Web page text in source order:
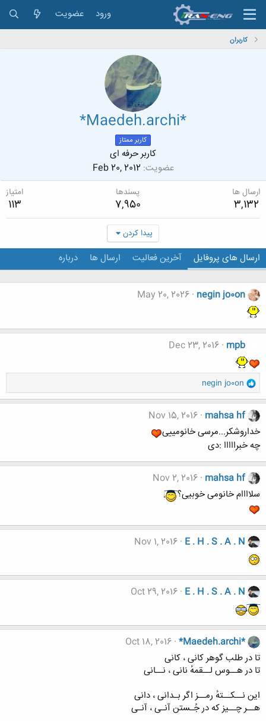
ورود عضویت
کاربران
*Maedeh.archi*
کاربر ممتاز
کاربر حرفه ای
عضویت Feb 20, 2012
ارسال ها
3,132
پسندها
7,950
امتیاز
113
پیدا کردن
ارسال های پروفایل آخرین فعالیت ارسال ها درباره
negin jo0on
May 20, 2026
mpb
Dec 23, 2016
و
ا
ک
ن
ش
ه
ا
negin jo0on
mahsa hf
Nov 15, 2016
خداروشکر...مرسی خانومییی
چه خبرااااا :دی
mahsa hf
Nov 2, 2016
سلاااام خانومی خوبیی؟
E . H . S . A . N
Nov 1, 2016
E . H . S . A . N
Oct 29, 2016
*Maedeh.archi*
Oct 18, 2016
تا در طلب گوهر کانی ، کانی
تا در هــوس لــقمهٔ نانی ، نــانی
این نــکــتهٔ رمــز اگر بـدانی ، دانی
هــر چــیز که در جُـستن آنـی ، آنـی